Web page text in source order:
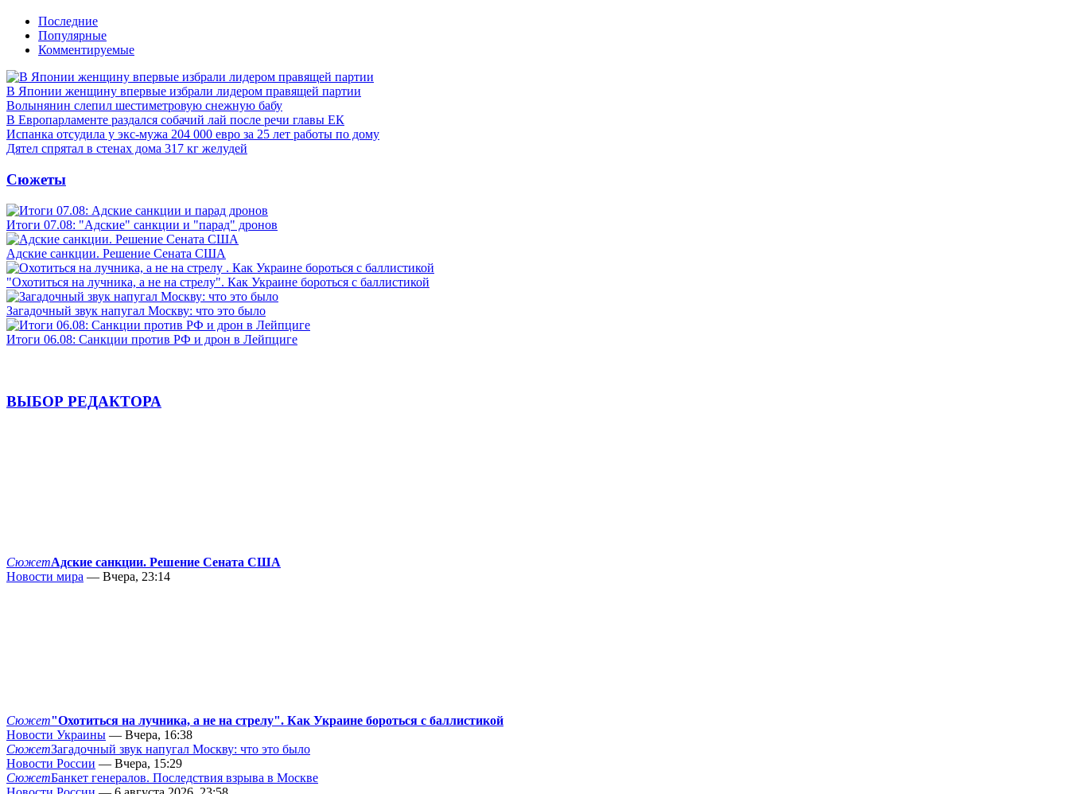
Последние
Популярные
Комментируемые
В Японии женщину впервые избрали лидером правящей партии
Волынянин слепил шестиметровую снежную бабу
В Европарламенте раздался собачий лай после речи главы ЕК
Испанка отсудила у экс-мужа 204 000 евро за 25 лет работы по дому
Дятел спрятал в стенах дома 317 кг желудей
Сюжеты
Итоги 07.08: "Адские" санкции и "парад" дронов
Адские санкции. Решение Сената США
"Охотиться на лучника, а не на стрелу". Как Украине бороться с баллистикой
Загадочный звук напугал Москву: что это было
Итоги 06.08: Санкции против РФ и дрон в Лейпциге
ВЫБОР РЕДАКТОРА
СюжетАдские санкции. Решение Сената США
Новости мира — Вчера, 23:14
Сюжет"Охотиться на лучника, а не на стрелу". Как Украине бороться с баллистикой
Новости Украины — Вчера, 16:38
СюжетЗагадочный звук напугал Москву: что это было
Новости России — Вчера, 15:29
СюжетБанкет генералов. Последствия взрыва в Москве